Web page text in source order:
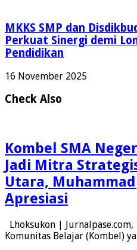
MKKS SMP dan
Perkuat Sinergi demi
Pendidikan
16 November 2025
Check Also
Kombel SMA
Jadi Mitra
Utara,
Apresiasi
Lhoksukon |
Komunitas Belajar (Kombel)